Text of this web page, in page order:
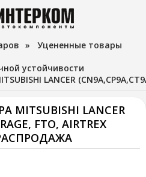
» Уцененные товары
устойчивости
LANCER
LANCER
FTO, AIRTREX